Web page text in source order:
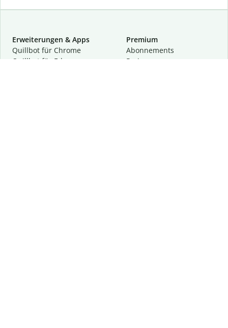
Erweiterungen & Apps
Quillbot für Chrome
Quillbot für Edge
Premium
Abon­ne­ments
Preise